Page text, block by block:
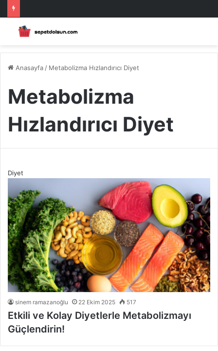
Anasayfa / Metabolizma Hızlandırıcı Diyet
Metabolizma
Hızlandırıcı Diyet
Diyet
sinem ramazanoğlu 22 Ekim 2025 517
Etkili ve Kolay Diyetlerle Metabolizmayı
Güçlendirin!